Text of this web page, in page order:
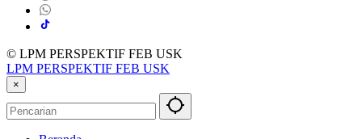
© LPM PERSPEKTIF FEB USK
LPM PERSPEKTIF FEB USK
×